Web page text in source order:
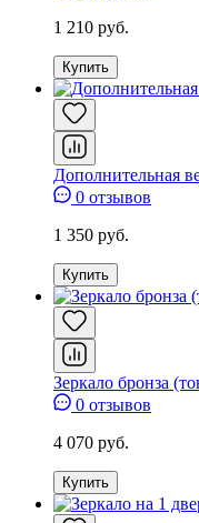
1 210 руб.
Купить
Дополнительная
0 отзывов
1 350 руб.
Купить
Зеркало бронза
0 отзывов
4 070 руб.
Купить